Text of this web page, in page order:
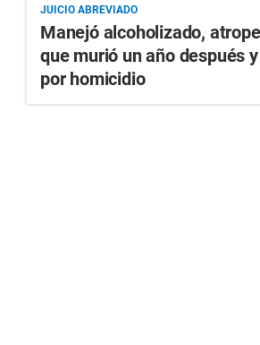
JUICIO ABREVIADO
Manejó alcoholizado,
que murió un año después
por homicidio